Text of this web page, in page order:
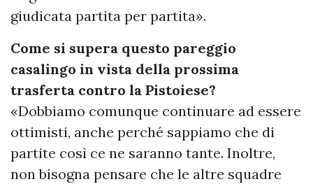
giudicata partita per partita».
Come si supera questo pareggio
casalingo in vista della prossima
trasferta contro la Pistoiese?
«Dobbiamo comunque continuare ad essere
ottimisti, anche perché sappiamo che di
partite così ce ne saranno tante. Inoltre,
non bisogna pensare che le altre squadre